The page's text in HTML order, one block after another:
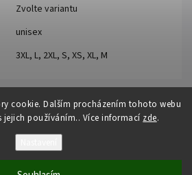
cookie. Dalším procházením tohoto webu
jejich používáním.. Více informací zde.
Zvolte variantu
unisex
3XL, L, 2XL, S, XS, XL, M
Auto - moto. Všechna práva vyhrazena.